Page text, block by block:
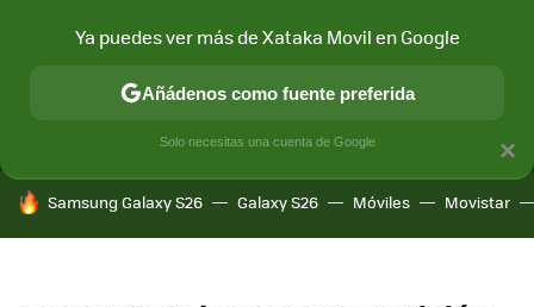
MÓVIL Y SOCIEDAD APLICACIONES
HOY SE HABLA DE
Samsung Galaxy S26 Galaxy S26 Móviles Movistar
×
Ya puedes ver más de Xataka Movil en Google
Añádenos como fuente preferida
Solo necesitas una cuenta de Google